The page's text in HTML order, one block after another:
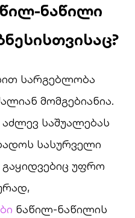
ნაწილი
სარგებლობა
მომგებიანია.
საშუალებას
სასურველი
უფრო
ნაწილ-ნაწილის